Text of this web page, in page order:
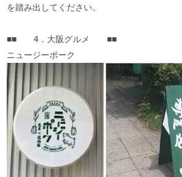
を踏み出してください。
■■ 4．大阪グルメ ■■
ニュージーポーク